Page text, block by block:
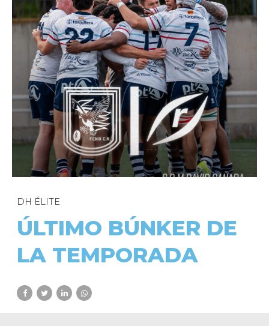
DH ÉLITE
ÚLTIMO BÚNKER DE
LA TEMPORADA